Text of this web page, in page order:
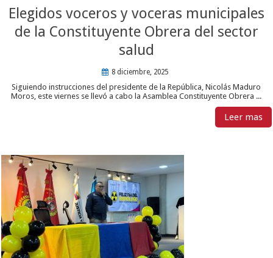
Elegidos voceros y voceras municipales
de la Constituyente Obrera del sector
salud
8 diciembre, 2025
Siguiendo instrucciones del presidente de la República, Nicolás Maduro
Moros, este viernes se llevó a cabo la Asamblea Constituyente Obrera ...
Leer mas